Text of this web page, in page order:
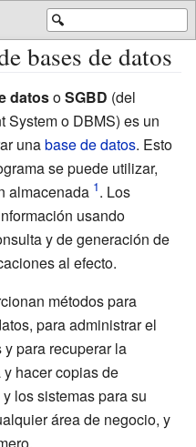
🔍
bases de datos
datosoSGBD (del
System o DBMS) es un
unabase de datos. Esto
se puede utilizar,
almacenada . Los
usando
y de generación de
al efecto.
métodos para
para administrar el
para recuperar la
hacer copias de
los sistemas para su
área de negocio, y